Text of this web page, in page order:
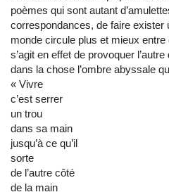
poèmes qui sont autant
correspondances, de faire exister
monde circule plus et mieux
s’agit en effet de provoquer
dans la chose l’ombre abyssale
« Vivre
c’est serrer
un trou
dans sa main
jusqu’à ce qu’il
sorte
de l’autre côté
de la main